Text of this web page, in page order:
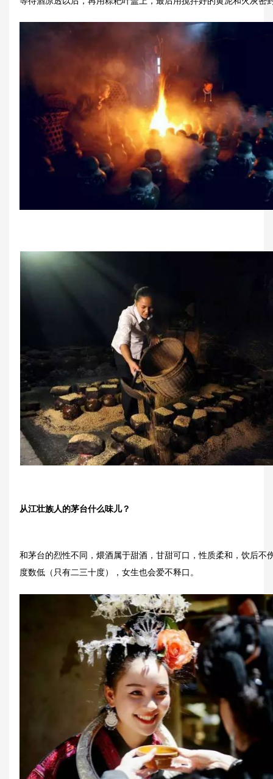
从江壮族人的茅台什么味儿？
和茅台的烈性不同，煨酒属于甜酒，甘甜可口，性质柔和，饮后不
度数低（只有二三十度），女生也会爱不释口。